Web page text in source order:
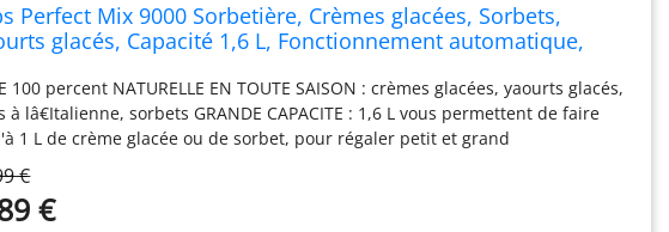
Perfect Mix 9000 Sorbetière, Crèmes glacées, Sorbets,
glacés, Capacité 1,6 L, Fonctionnement automatique,
100 percent NATURELLE EN TOUTE SAISON : crèmes glacées, yaourts glacés,
à lâ€Italienne, sorbets GRANDE CAPACITE : 1,6 L vous permettent de faire
1 L de crème glacée ou de sorbet, pour régaler petit et grand
FACILE Dâ€UTILISATION : l'écran LCD numérique vous aide à suivre la
de votre recette, il émet un bip sonore et sâ€éteint automatiquement
€
€